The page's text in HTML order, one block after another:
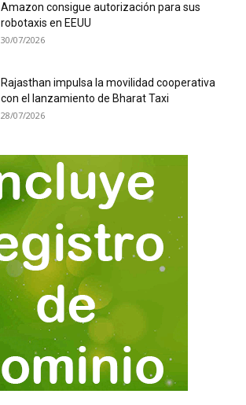
Amazon consigue autorización para sus
robotaxis en EEUU
30/07/2026
Rajasthan impulsa la movilidad cooperativa
con el lanzamiento de Bharat Taxi
28/07/2026